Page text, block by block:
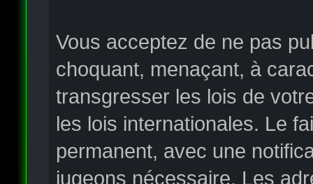
Vous acceptez de ne pas
choquant, menaçant, à
transgresser les lois de
les lois internationales. Le
permanent, avec une
jugeons nécessaire. Les